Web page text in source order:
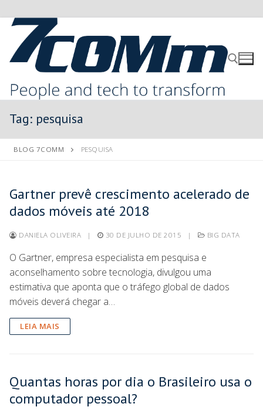
Tag: pesquisa
BLOG 7COMM PESQUISA
Gartner prevê crescimento acelerado de
dados móveis até 2018
DANIELA OLIVEIRA | 30 DE JULHO DE 2015 | BIG DATA
O Gartner, empresa especialista em pesquisa e
aconselhamento sobre tecnologia, divulgou uma
estimativa que aponta que o tráfego global de dados
móveis deverá chegar a…
LEIA MAIS
Quantas horas por dia o Brasileiro usa o
computador pessoal?